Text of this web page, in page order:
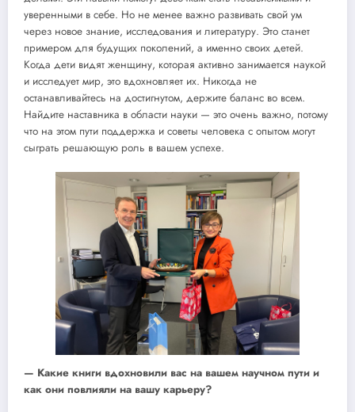
уверенными в себе. Но не менее важно развивать свой ум
через новое знание, исследования и литературу. Это станет
примером для будущих поколений, а именно своих детей.
Когда дети видят женщину, которая активно занимается наукой
и исследует мир, это вдохновляет их. Никогда не
останавливайтесь на достигнутом, держите баланс во всем.
Найдите наставника в области науки — это очень важно, потому
что на этом пути поддержка и советы человека с опытом могут
сыграть решающую роль в вашем успехе.
— Какие книги вдохновили вас на вашем научном пути и
как они повлияли на вашу карьеру?